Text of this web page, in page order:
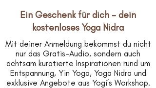
Ein Geschenk für dich – dein
kostenloses Yoga Nidra
Mit deiner Anmeldung bekommst du nicht
nur das Gratis-Audio, sondern auch
achtsam kuratierte Inspirationen rund um
Entspannung, Yin Yoga, Yoga Nidra und
exklusive Angebote aus Yogi’s Workshop.